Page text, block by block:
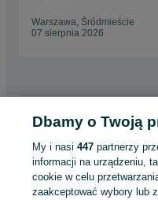
Warszawa, Śródmieście
07 sierpnia 2026
Strona główna Elektronika
iPhone - Mazowieckie
KATEGORIA
Dbamy o Twoją
My i nasi447 partnerzy
informacji na urządzeniu,
cookie w celu
zaakceptować wybory lub